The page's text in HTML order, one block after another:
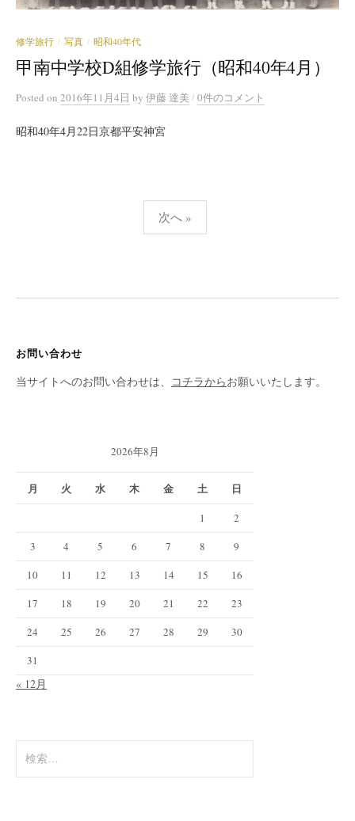
修学旅行 / 写真 / 昭和40年代
甲南中学校D組修学旅行（昭和40年4月）
Posted on 2016年11月4日 by 伊藤 達美 /0件のコメント
昭和40年4月22日京都平安神宮
ナ
ー
シ
次へ »
お問い合わせ
当サイトへのお問い合わせは、
コチラからお願いいたします。
2026年8月
月 火 水 木 金 土 日
1
2
3
4 5 6 7 8
9
10
11 12 13 14 15
16
17
18 19 20 21 22
23
24
25 26 27 28 29
30
31
« 12月
索